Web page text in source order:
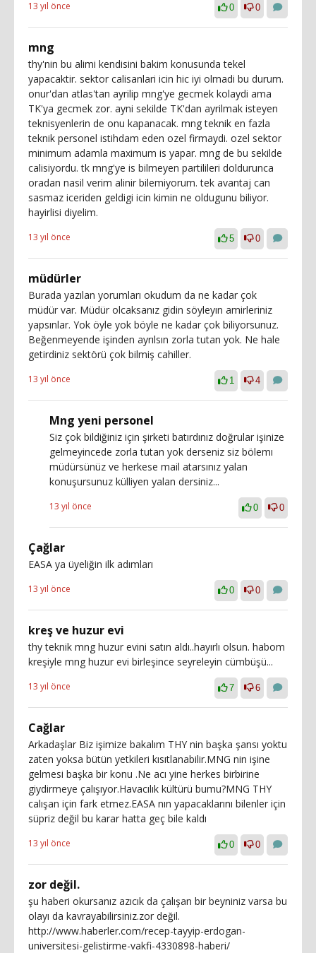
13 yıl önce 0 0
mng
thy'nin bu alimi kendisini bakim konusunda tekel
yapacaktir. sektor calisanlari icin hic iyi olmadi bu durum.
onur'dan atlas'tan ayrilip mng'ye gecmek kolaydi ama
TK'ya gecmek zor. ayni sekilde TK'dan ayrilmak isteyen
teknisyenlerin de onu kapanacak. mng teknik en fazla
teknik personel istihdam eden ozel firmaydi. ozel sektor
minimum adamla maximum is yapar. mng de bu sekilde
calisiyordu. tk mng'ye is bilmeyen partilileri doldurunca
oradan nasil verim alinir bilemiyorum. tek avantaj can
sasmaz iceriden geldigi icin kimin ne oldugunu biliyor.
hayirlisi diyelim.
13 yıl önce 5 0
müdürler
Burada yazılan yorumları okudum da ne kadar çok
müdür var. Müdür olcaksanız gidin söyleyın amirleriniz
yapsınlar. Yok öyle yok böyle ne kadar çok biliyorsunuz.
Beğenmeyende işinden ayrılsın zorla tutan yok. Ne hale
getirdiniz sektörü çok bilmiş cahiller.
13 yıl önce 1 4
Mng yeni personel
Siz çok bildiğiniz için şirketi batırdınız doğrular işinize
gelmeyincede zorla tutan yok derseniz siz bölemı
müdürsünüz ve herkese mail atarsınız yalan
konuşursunuz külliyen yalan dersiniz...
13 yıl önce 0 0
Çağlar
EASA ya üyeliğin ilk adımları
13 yıl önce 0 0
kreş ve huzur evi
thy teknik mng huzur evini satın aldı..hayırlı olsun. habom
kreşiyle mng huzur evi birleşince seyreleyin cümbüşü...
13 yıl önce 7 6
Cağlar
Arkadaşlar Biz işimize bakalım THY nin başka şansı yoktu
zaten yoksa bütün yetkileri kısıtlanabilir.MNG nin işine
gelmesi başka bir konu .Ne acı yine herkes birbirine
giydirmeye çalışıyor.Havacılık kültürü bumu?MNG THY
calışan için fark etmez.EASA nın yapacaklarını bilenler için
süpriz değil bu karar hatta geç bile kaldı
13 yıl önce 0 0
zor değil.
şu haberi okursanız azıcık da çalışan bir beyniniz varsa bu
olayı da kavrayabilirsiniz.zor değil.
http://www.haberler.com/recep-tayyip-erdogan-
universitesi-gelistirme-vakfi-4330898-haberi/